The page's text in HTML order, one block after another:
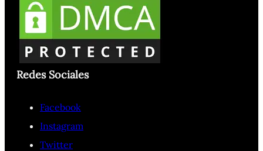
Redes Sociales
Facebook
Instagram
Twitter